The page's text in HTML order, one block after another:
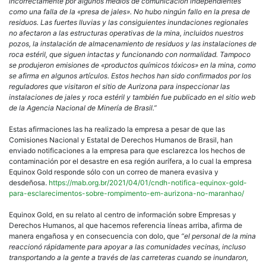
como una falla de la «presa de jales». No hubo ningún fallo en la presa de
residuos. Las fuertes lluvias y las consiguientes inundaciones regionales
no afectaron a las estructuras operativas de la mina, incluidos nuestros
pozos, la instalación de almacenamiento de residuos y las instalaciones de
roca estéril, que siguen intactas y funcionando con normalidad. Tampoco
se produjeron emisiones de «productos químicos tóxicos» en la mina, como
se afirma en algunos artículos. Estos hechos han sido confirmados por los
reguladores que visitaron el sitio de Aurizona para inspeccionar las
instalaciones de jales y roca estéril y también fue publicado en el sitio web
de la Agencia Nacional de Minería de Brasil.”
Estas afirmaciones las ha realizado la empresa a pesar de que las
Comisiones Nacional y Estatal de Derechos Humanos de Brasil, han
enviado notificaciones a la empresa para que esclarezca los hechos de
contaminación por el desastre en esa región aurífera, a lo cual la empresa
Equinox Gold responde sólo con un correo de manera evasiva y
desdeñosa. https://mab.org.br/2021/04/01/cndh-notifica-equinox-gold-
para-esclarecimentos-sobre-rompimento-em-aurizona-no-maranhao/
Equinox Gold, en su relato al centro de información sobre Empresas y
Derechos Humanos, al que hacemos referencia líneas arriba, afirma de
manera engañosa y en consecuencia con dolo, que “el personal de la mina
reaccionó rápidamente para apoyar a las comunidades vecinas, incluso
transportando a la gente a través de las carreteras cuando se inundaron,